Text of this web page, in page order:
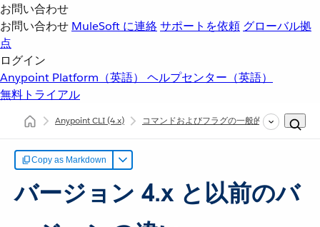
お問い合わせ
お問い合わせ MuleSoft に連絡サポートを依頼 グローバル拠
点
ログイン
Anypoint Platform（英語） ヘルプセンター（英語）
無料トライアル
Anypoint CLI(4.x) コマンドおよびフラグの一般的な使用
Copy as Markdown
バージョン 4.x と以前のバ